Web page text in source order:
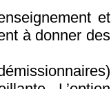
et
à donner des